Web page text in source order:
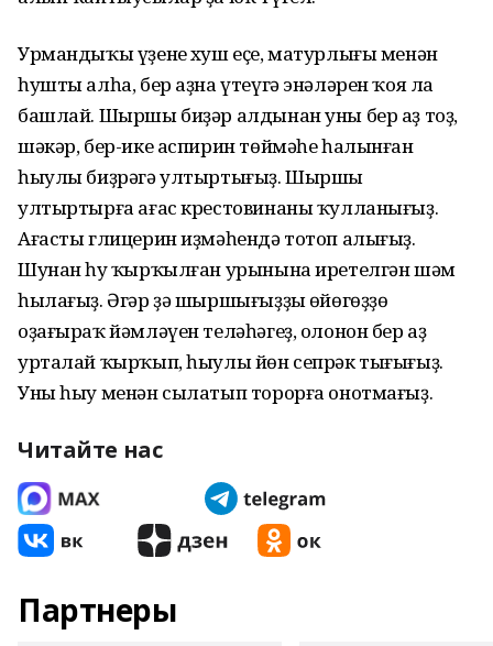
Урмандыҡы үҙенең хуш еҫе, матурлығы менəн
һушты алһа, бер аҙна үтеүгə энəлəрен ҡоя ла
башлай. Шыршы биҙəр алдынан уны бер аҙ тоҙ,
шəкəр, бер-ике аспирин төймəһе һалынған
һыулы биҙрəгə ултыртығыҙ. Шыршы
ултыртырға ағас крестовинаны ҡулланығыҙ.
Ағасты глицерин иҙмəһендə тотоп алығыҙ.
Шунан һуң ҡырҡылған урынына иретелгəн шəм
һылағыҙ. Əгəр ҙə шыршығыҙҙың өйөгөҙҙө
оҙағыраҡ йəмлəүен телəһəгеҙ, олонон бер аҙ
урталай ҡырҡып, һыулы йөн сепрəк тығығыҙ.
Уны һыу менəн сылатып торорға онотмағыҙ.
Читайте нас
Партнеры